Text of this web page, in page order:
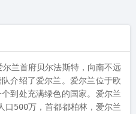
兰首府贝尔法斯特，向南不远
介绍了爱尔兰。爱尔兰位于欧
到处充满绿色的国家。爱尔兰
口500万，首都都柏林，爱尔兰